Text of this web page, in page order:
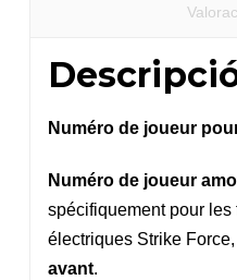
Numéro de joueur
Numéro de joueur
spécifiquement pour
électriques Strike
avant.